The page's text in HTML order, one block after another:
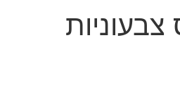
צבעוניות